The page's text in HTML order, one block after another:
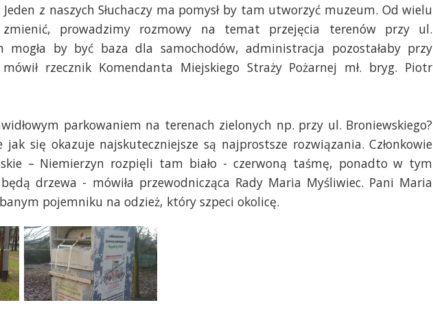
z naszych Słuchaczy ma pomysł by tam utworzyć muzeum. Od wielu
prowadzimy rozmowy na temat przejęcia terenów przy ul.
mogła by być baza dla samochodów, administracja pozostałaby przy
rzecznik Komendanta Miejskiego Straży Pożarnej mł. bryg. Piotr
parkowaniem na terenach zielonych np. przy ul. Broniewskiego?
się okazuje najskuteczniejsze są najprostsze rozwiązania. Członkowie
– Niemierzyn rozpięli tam biało - czerwoną taśmę, ponadto w tym
drzewa - mówiła przewodnicząca Rady Maria Myśliwiec. Pani Maria
pojemniku na odzież, który szpeci okolicę.